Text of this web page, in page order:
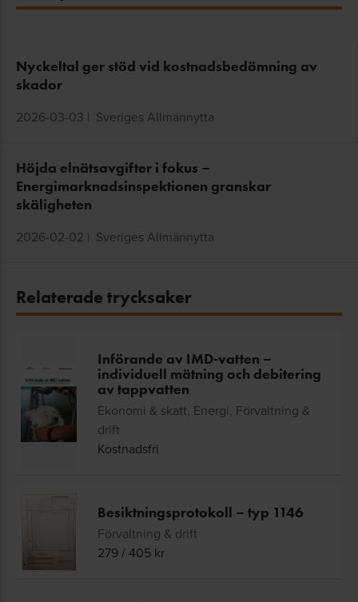
Nyckeltal ger stöd vid kostnadsbedömning av
skador
2026-03-03 | Sveriges Allmännytta
Höjda elnätsavgifter i fokus –
Energimarknadsinspektionen granskar
skäligheten
2026-02-02 | Sveriges Allmännytta
Relaterade trycksaker
Införande av IMD-vatten –
individuell mätning och debitering
av tappvatten
Ekonomi & skatt, Energi, Förvaltning &
drift
Kostnadsfri
Besiktningsprotokoll – typ 1146
Förvaltning & drift
279/405 kr